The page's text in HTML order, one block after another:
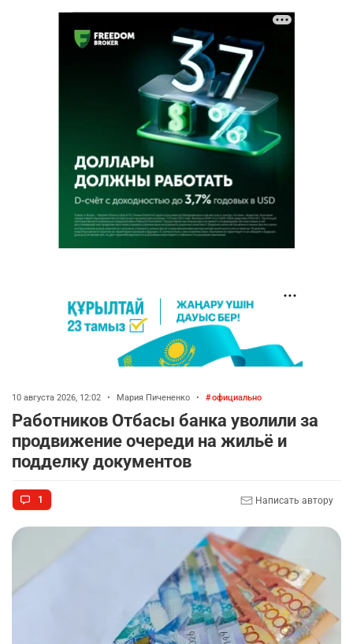
10 августа 2026, 12:02 • Мария Пичененко • официально
Работников Отбасы банка уволили за
продвижение очереди на жильё и
подделку документов
1 Написать автору